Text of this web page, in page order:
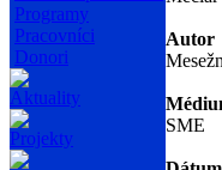
Programy
Pracovníci
Donori
Aktuality
Projekty
Autor
SME